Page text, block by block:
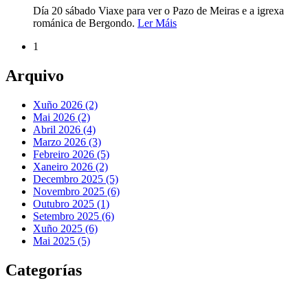
Día 20 sábado Viaxe para ver o Pazo de Meiras e a igrexa
románica de Bergondo. Ler Máis
1
Arquivo
Xuño 2026 (2)
Mai 2026 (2)
Abril 2026 (4)
Marzo 2026 (3)
Febreiro 2026 (5)
Xaneiro 2026 (2)
Decembro 2025 (5)
Novembro 2025 (6)
Outubro 2025 (1)
Setembro 2025 (6)
Xuño 2025 (6)
Mai 2025 (5)
Categorías